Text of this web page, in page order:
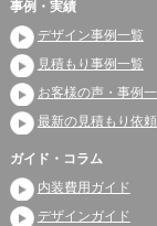
事例・実績
デザイン事例一覧
見積もり事例一覧
お客様の声・事例
最新の見積もり依頼
ガイド・コラム
内装費用ガイド
デザインガイド